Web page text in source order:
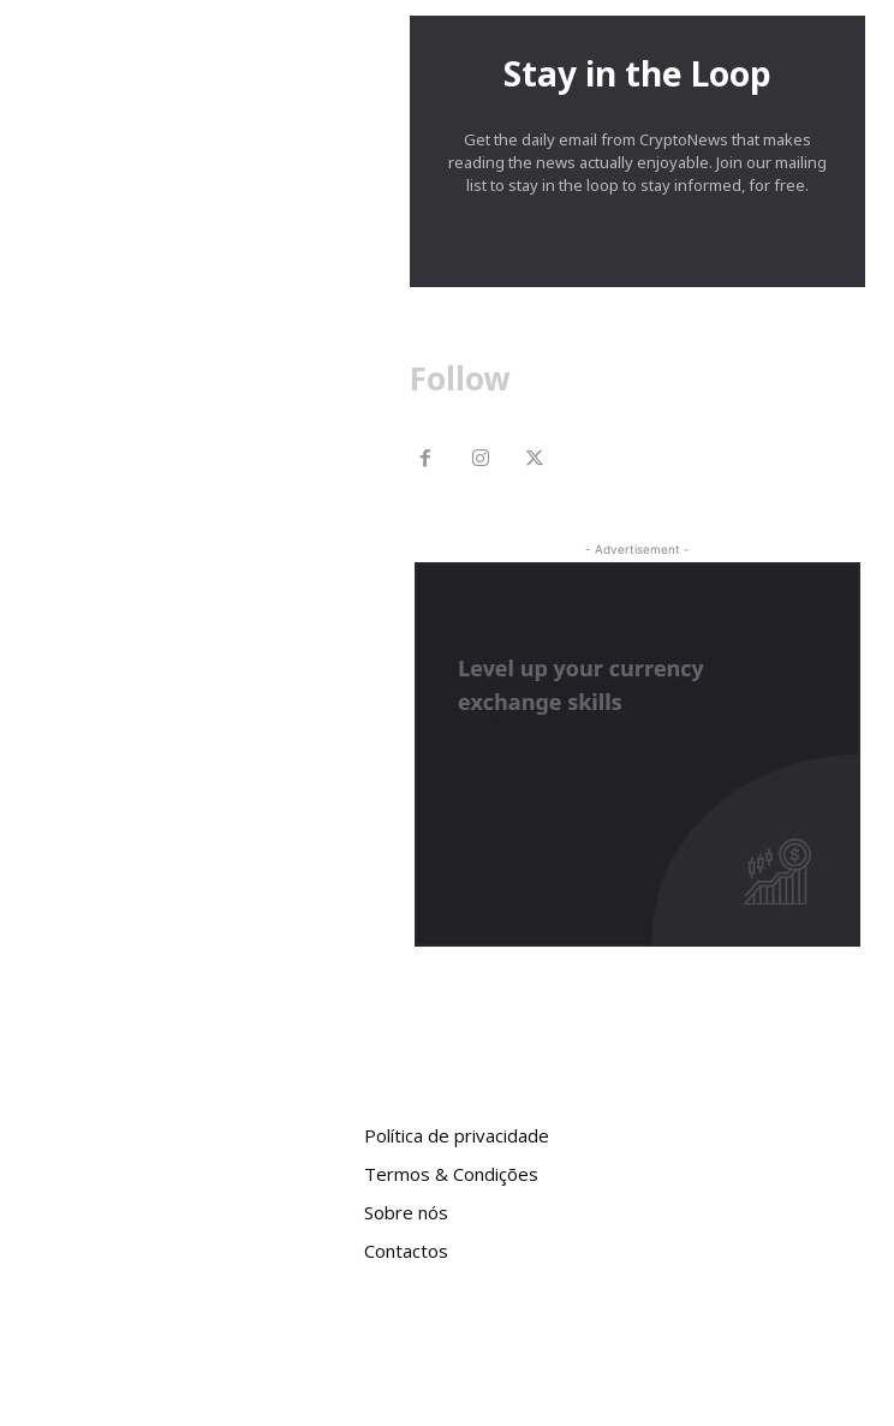
Stay in the Loop
Get the daily email from CryptoNews that makes
reading the news actually enjoyable. Join our mailing
list to stay in the loop to stay informed, for free.
Follow
- Advertisement -
Política de privacidade
Termos & Condições
Sobre nós
Contactos